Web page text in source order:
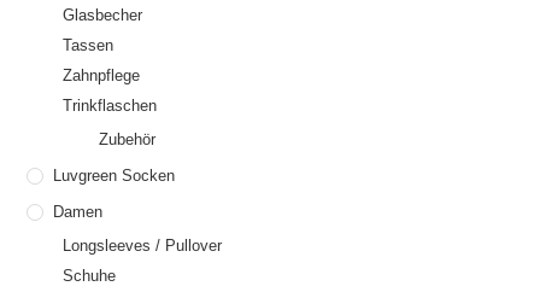
Glasbecher
Tassen
Zahnpflege
Trinkflaschen
Zubehör
Luvgreen Socken
Damen
Longsleeves / Pullover
Schuhe